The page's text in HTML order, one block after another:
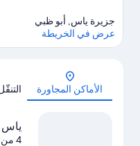
جزيرة ياس, أبو ظبي
عرض في الخريطة
الأماكن المجاورة
ياس
4 من الدقائق سيرًا على الأقدام